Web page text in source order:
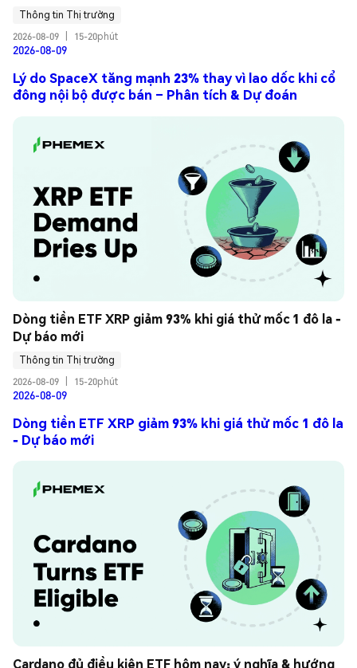
Thông tin Thị trường
2026-08-09
15-20phút
2026-08-09
Lý do SpaceX tăng mạnh 23% thay vì lao dốc khi cổ
đông nội bộ được bán – Phân tích & Dự đoán
Dòng tiền ETF XRP giảm 93% khi giá thử mốc 1 đô la -
Dự báo mới
Thông tin Thị trường
2026-08-09
15-20phút
2026-08-09
Dòng tiền ETF XRP giảm 93% khi giá thử mốc 1 đô la
- Dự báo mới
Cardano đủ điều kiện ETF hôm nay: ý nghĩa & hướng